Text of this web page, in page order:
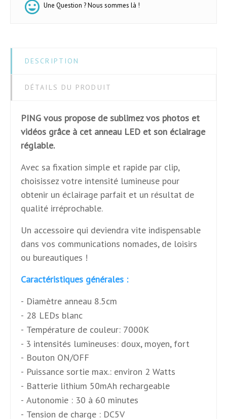
Une Question ? Nous sommes là !
DESCRIPTION
DÉTAILS DU PRODUIT
PING vous propose de sublimez vos photos et
vidéos grâce à cet anneau LED et son éclairage
réglable.
Avec sa fixation simple et rapide par clip,
choisissez votre intensité lumineuse pour
obtenir un éclairage parfait et un résultat de
qualité irréprochable.
Un accessoire qui deviendra vite indispensable
dans vos communications nomades, de loisirs
ou bureautiques !
Caractéristiques générales :
- Diamètre anneau 8.5cm
- 28 LEDs blanc
- Température de couleur: 7000K
- 3 intensités lumineuses: doux, moyen, fort
- Bouton ON/OFF
- Puissance sortie max.: environ 2 Watts
- Batterie lithium 50mAh rechargeable
- Autonomie : 30 à 60 minutes
- Tension de charge : DC5V